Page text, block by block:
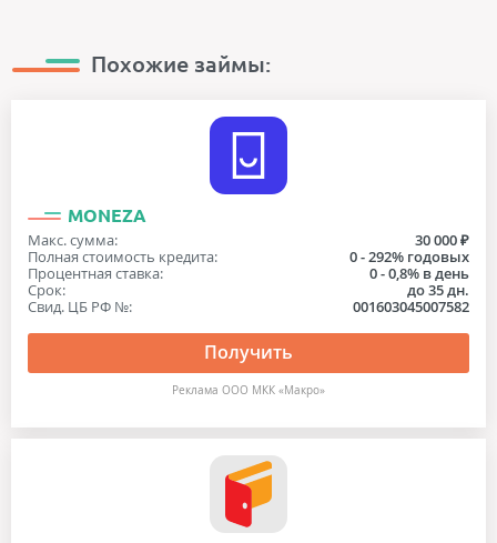
С личным кабинетом
Похожие займы:
MONEZA
Макс. сумма:
30 000 ₽
Полная стоимость кредита:
0 - 292% годовых
Процентная ставка:
0 - 0,8% в день
Срок:
до 35 дн.
Свид. ЦБ РФ №:
001603045007582
Получить
Реклама OOO МКК «Макро»